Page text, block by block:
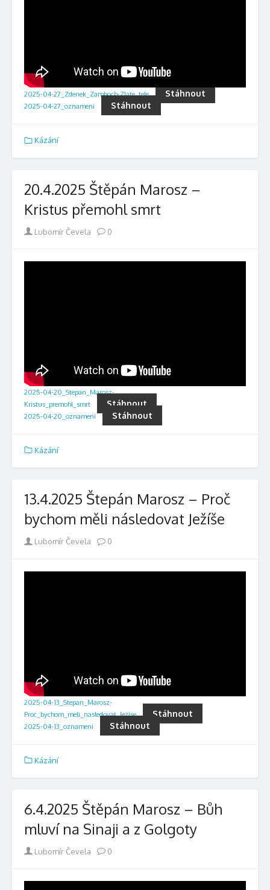
2025-04-27_Zdenek_Zamboch-Zlate_tele Stáhnout
2025-04-27_oznameni Stáhnout
Kázání
20.4.2025 Štěpán Marosz –
Kristus přemohl smrt
Author
Lubomír Čevela 0
2025-04-20_Stepan_Marosz-
Kristus_premohl_smrt
Stáhnout
2025-04-20_oznameni Stáhnout
Kázání
13.4.2025 Štepán Marosz – Proč
bychom měli následovat Ježíše
Author
Lubomír Čevela 0
2025-04-13_Stepan_Marosz-
Proc_bychom_meli_nasledovat_Jezise
Stáhnout
2025-04-13_oznameni Stáhnout
Kázání
6.4.2025 Štěpán Marosz – Bůh
mluví na Sinaji a z Golgoty
Author
Lubomír Čevela 0